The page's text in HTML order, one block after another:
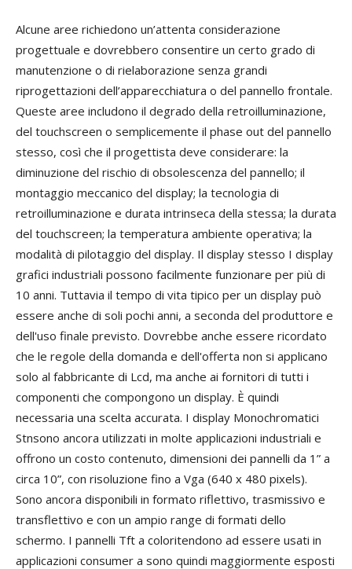
Alcune aree richiedono un’attenta considerazione
progettuale e dovrebbero consentire un certo grado di
manutenzione o di rielaborazione senza grandi
riprogettazioni dell’apparecchiatura o del pannello frontale.
Queste aree includono il degrado della retroilluminazione,
del touchscreen o semplicemente il phase out del pannello
stesso, così che il progettista deve considerare: la
diminuzione del rischio di obsolescenza del pannello; il
montaggio meccanico del display; la tecnologia di
retroilluminazione e durata intrinseca della stessa; la durata
del touchscreen; la temperatura ambiente operativa; la
modalità di pilotaggio del display. Il display stesso I display
grafici industriali possono facilmente funzionare per più di
10 anni. Tuttavia il tempo di vita tipico per un display può
essere anche di soli pochi anni, a seconda del produttore e
dell'uso finale previsto. Dovrebbe anche essere ricordato
che le regole della domanda e dell'offerta non si applicano
solo al fabbricante di Lcd, ma anche ai fornitori di tutti i
componenti che compongono un display. È quindi
necessaria una scelta accurata. I display Monochromatici
Stnsono ancora utilizzati in molte applicazioni industriali e
offrono un costo contenuto, dimensioni dei pannelli da 1” a
circa 10”, con risoluzione fino a Vga (640 x 480 pixels).
Sono ancora disponibili in formato riflettivo, trasmissivo e
transflettivo e con un ampio range di formati dello
schermo. I pannelli Tft a coloritendono ad essere usati in
applicazioni consumer a sono quindi maggiormente esposti